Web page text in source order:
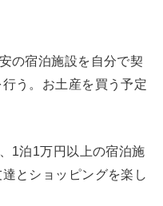
の宿泊施設を自分で契
う。お土産を買う予定
1泊1万円以上の宿泊施
とショッピングを楽し